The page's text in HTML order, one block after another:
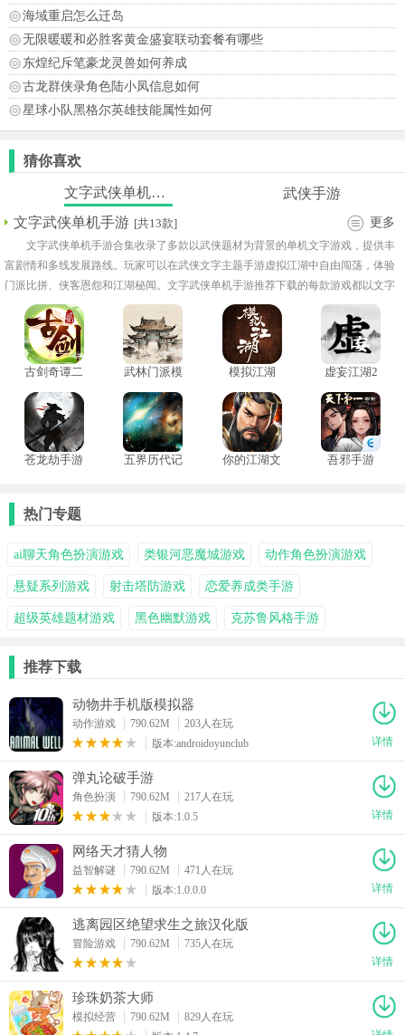
海域重启怎么迁岛
无限暖暖和必胜客黄金盛宴联动套餐有哪些
东煌纪斥笔豪龙灵兽如何养成
古龙群侠录角色陆小凤信息如何
星球小队黑格尔英雄技能属性如何
猜你喜欢
文字武侠单机手游
武侠手游
文字武侠单机手游 [共13款] 更多
文字武侠单机手游合集收录了多款以武侠题材为背景的单机文字游戏，提供丰
富剧情和多线发展路线。玩家可以在武侠文字主题手游虚拟江湖中自由闯荡，体验
门派比拼、侠客恩怨和江湖秘闻。文字武侠单机手游推荐下载的每款游戏都以文字
叙事为核心，通过选择决策推动故事发展，形成不同结局。角色各具个性，有师门
弟子、江湖豪杰以及神秘高手可供互动！
古剑奇谭二
武林门派模
模拟江湖
虚妄江湖2
苍龙劫手游 五界历代记
你的江湖文
吾邪手游
热门专题
ai聊天角色扮演游戏 类银河恶魔城游戏 动作角色扮演游戏
悬疑系列游戏 射击塔防游戏 恋爱养成类手游
超级英雄题材游戏 黑色幽默游戏 克苏鲁风格手游
推荐下载
动物井手机版模拟器
动作游戏 790.62M
203人在玩
版本:androidoyunclub
详情
弹丸论破手游
角色扮演 790.62M
217人在玩
版本:1.0.5
详情
网络天才猜人物
益智解谜 790.62M
471人在玩
版本:1.0.0.0
详情
逃离园区绝望求生之旅汉化版
冒险游戏 790.62M
735人在玩
详情
珍珠奶茶大师
模拟经营 790.62M
829人在玩